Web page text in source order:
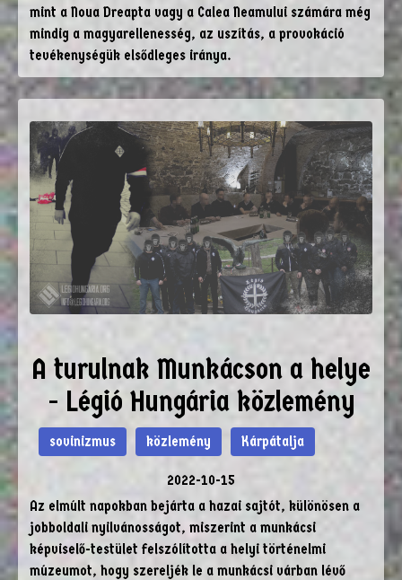
mint a Noua Dreapta vagy a Calea Neamului számára még
mindig a magyarellenesség, az uszítás, a provokáció
tevékenységük elsődleges iránya.
A turulnak Munkácson a helye
- Légió Hungária közlemény
sovinizmus közlemény Kárpátalja
2022-10-15
Az elmúlt napokban bejárta a hazai sajtót, különösen a
jobboldali nyilvánosságot, miszerint a munkácsi
képviselő-testület felszólította a helyi történelmi
múzeumot, hogy szereljék le a munkácsi várban lévő